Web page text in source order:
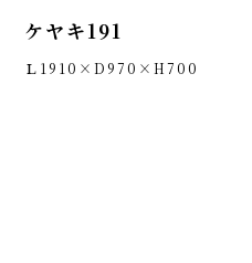
ケヤキ191
Ｌ1910×D970×H700